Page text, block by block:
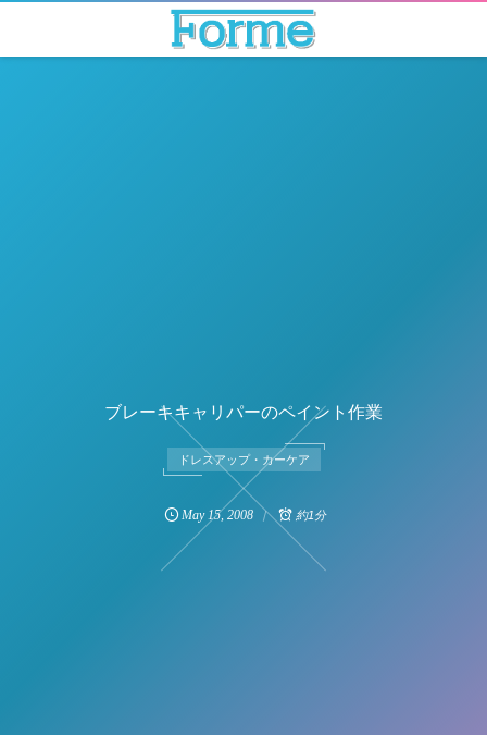
ブレーキキャリパーのペイント作業
ドレスアップ・カーケア
May 15,2008 約1分